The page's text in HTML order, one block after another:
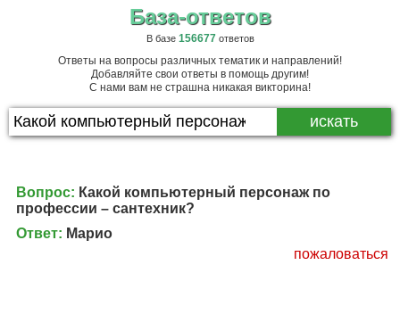
База-ответов
В базе 156677ответов
Ответы на вопросы различных тематик и направлений!
Добавляйте свои ответы в помощь другим!
С нами вам не страшна никакая викторина!
Вопрос: Какой компьютерный персонаж по
профессии – сантехник?
Ответ: Марио
пожаловаться